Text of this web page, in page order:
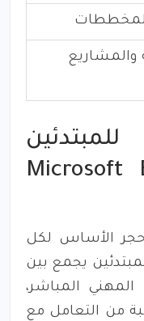
والمشاريع
Microsoft
الأساس لكل
يجمع بين
المهني المباشر،
من التعامل مع